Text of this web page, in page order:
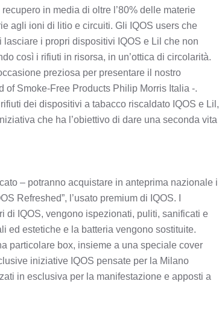
in media di oltre l’80% delle materie
agli ioni di litio e circuiti. Gli IQOS users che
i propri dispositivi IQOS e Lil che non
così i rifiuti in risorsa, in un’ottica di circolarità.
preziosa per presentare il nostro
Smoke-Free Products Philip Morris Italia -.
dei dispositivi a tabacco riscaldato IQOS e Lil,
che ha l’obiettivo di dare una seconda vita
– potranno acquistare in anteprima nazionale i
Refreshed”, l’usato premium di IQOS. I
di IQOS, vengono ispezionati, puliti, sanificati e
ed estetiche e la batteria vengono sostituite.
particolare box, insieme a una speciale cover
iniziative IQOS pensate per la Milano
in esclusiva per la manifestazione e apposti a